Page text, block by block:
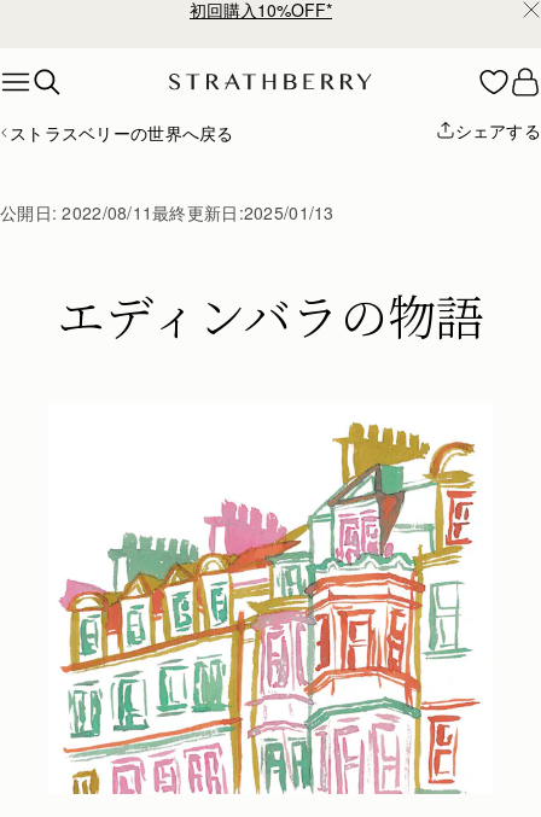
初回購入10%OFF*
ストラスベリーの世界へ戻る シェアする
公開日:2022/08/11最終更新日:2025/01/13
エディンバラの物語